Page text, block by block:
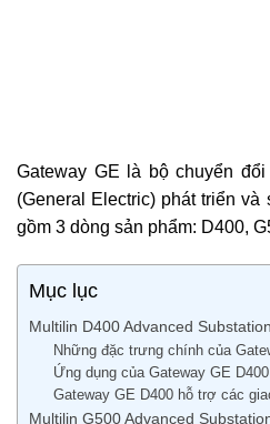
Gateway GE là bộ chuyển
(General Electric) phát triển và
gồm 3 dòng sản phẩm: D400,
Mục lục
Multilin D400 Advanced
Những đặc trưng chính của
Ứng dụng của Gateway GE D400
Gateway GE D400 hỗ trợ các
Multilin G500 Advanced